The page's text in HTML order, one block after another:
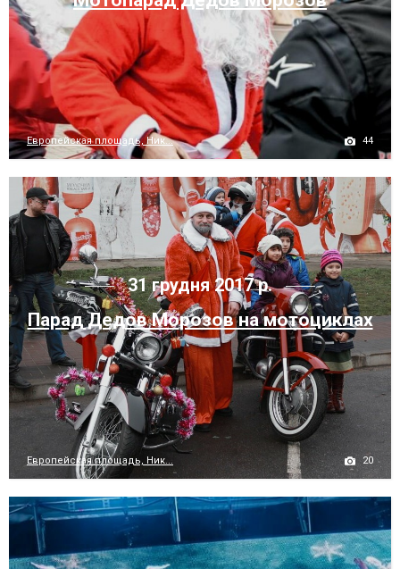
Европейская площадь, Ник... 44
31 грудня 2017 р.
Парад Дедов Морозов на мотоциклах
Европейская площадь, Ник... 20